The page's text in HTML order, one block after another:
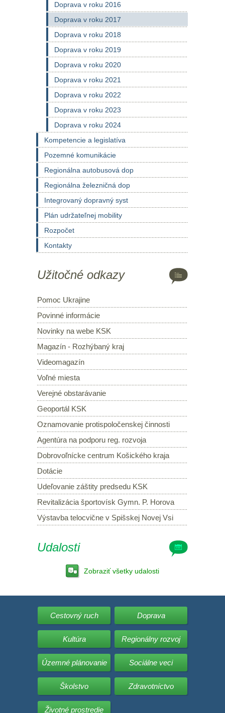
Doprava v roku 2016
Doprava v roku 2017
Doprava v roku 2018
Doprava v roku 2019
Doprava v roku 2020
Doprava v roku 2021
Doprava v roku 2022
Doprava v roku 2023
Doprava v roku 2024
Kompetencie a legislatíva
Pozemné komunikácie
Regionálna autobusová dop
Regionálna železničná dop
Integrovaný dopravný syst
Plán udržateľnej mobility
Rozpočet
Kontakty
Užitočné odkazy
Pomoc Ukrajine
Povinné informácie
Novinky na webe KSK
Magazín - Rozhýbaný kraj
Videomagazín
Voľné miesta
Verejné obstarávanie
Geoportál KSK
Oznamovanie protispoločenskej činnosti
Agentúra na podporu reg. rozvoja
Dobrovoľnícke centrum Košického kraja
Dotácie
Udeľovanie záštity predsedu KSK
Revitalizácia športovísk Gymn. P. Horova
Výstavba telocvične v Spišskej Novej Vsi
Udalosti
Zobraziť všetky udalosti
Cestovný ruch Doprava
Kultúra Regionálny rozvoj
Územné plánovanie Sociálne veci
Školstvo Zdravotníctvo
Životné prostredie